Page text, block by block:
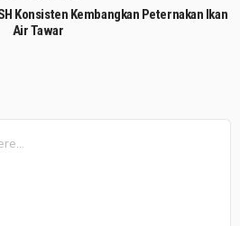
Konsisten Kembangkan Peternakan Ikan
Air Tawar